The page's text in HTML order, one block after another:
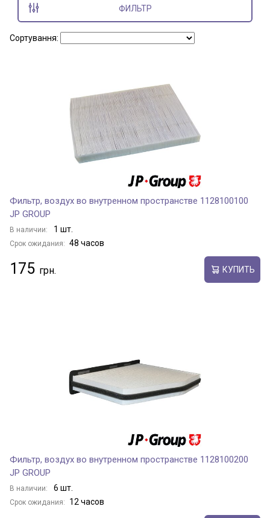
Hummer
Показать все марки
ФИЛЬТР
Сортування:
Фильтр, воздух во внутренном пространстве 1128100100
JP GROUP
В наличии: 1 шт.
Срок ожидания: 48 часов
175 КУПИТЬ
Фильтр, воздух во внутренном пространстве 1128100200
JP GROUP
В наличии: 6 шт.
Срок ожидания: 12 часов